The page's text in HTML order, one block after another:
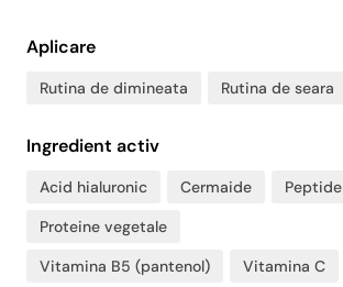
Aplicare
Rutina de dimineata Rutina de seara
Ingredient activ
Acid hialuronic Cermaide
Peptide
Proteine vegetale
Vitamina B5 (pantenol)
Vitamina C